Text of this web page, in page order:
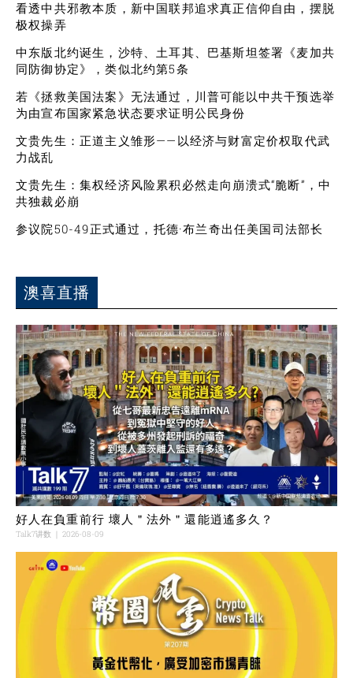
看透中共邪教本质，新中国联邦追求真正信仰自由，摆脱
极权操弄
中东版北约诞生，沙特、土耳其、巴基斯坦签署《麦加共
同防御协定》，类似北约第5条
若《拯救美国法案》无法通过，川普可能以中共干预选举
为由宣布国家紧急状态要求证明公民身份
文贵先生：正道主义雏形——以经济与财富定价权取代武
力战乱
文贵先生：集权经济风险累积必然走向崩溃式“脆断”，中
共独裁必崩
参议院50-49正式通过，托德·布兰奇出任美国司法部长
澳喜直播
好人在負重前行 壞人＂法外＂還能逍遙多久？
Talk7讲数 2026-08-09